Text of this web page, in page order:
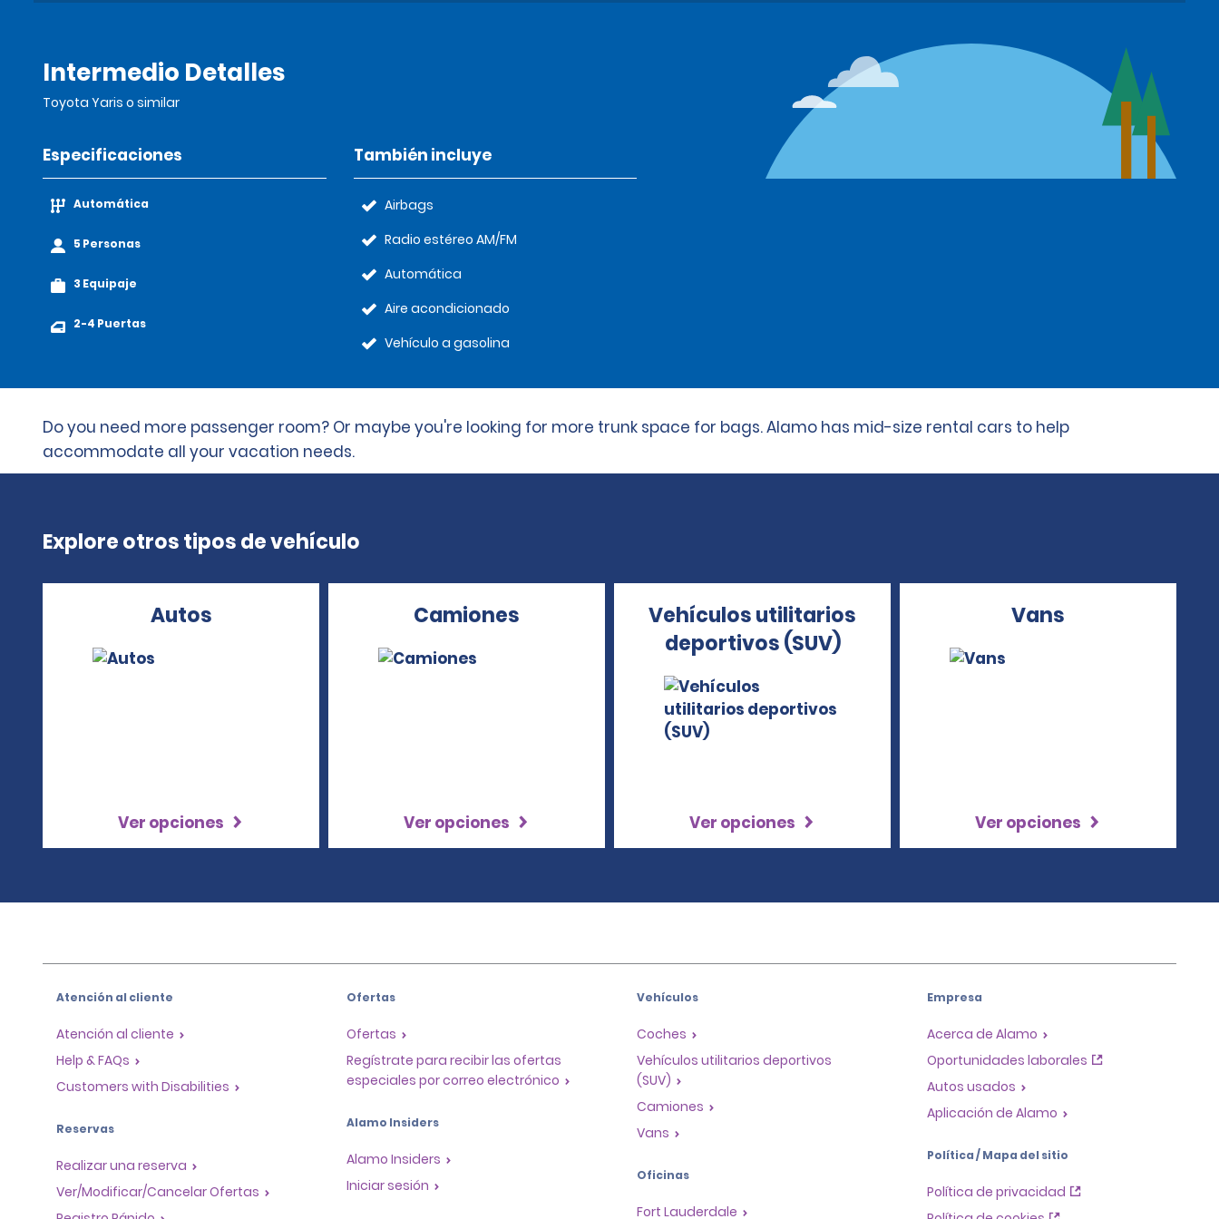
Intermedio Detalles
Toyota Yaris o similar
Especificaciones
Automática
5 Personas
3 Equipaje
2-4 Puertas
También incluye
Airbags
Radio estéreo AM/FM
Automática
Aire acondicionado
Vehículo a gasolina
Do you need more passenger room? Or maybe you're looking for more trunk space for bags. Alamo has mid-size rental cars to help
accommodate all your vacation needs.
Explore otros tipos de vehículo
Autos
Ver opciones
Camiones
Ver opciones
Vehículos utilitarios
deportivos (SUV)
Ver opciones
Vans
Ver opciones
Atención al cliente
Atención al cliente
Help & FAQs
Customers with Disabilities
Reservas
Realizar una reserva
Ver/Modificar/Cancelar Ofertas
Ofertas
Ofertas
Regístrate para recibir las ofertas
especiales por correo electrónico
Alamo Insiders
Alamo Insiders
Iniciar sesión
Vehículos
Coches
Vehículos utilitarios deportivos
(SUV)
Camiones
Vans
Oficinas
Fort Lauderdale
Empresa
Acerca de Alamo
Oportunidades laborales
Autos usados
Aplicación de Alamo
Política / Mapa del sitio
Política de privacidad